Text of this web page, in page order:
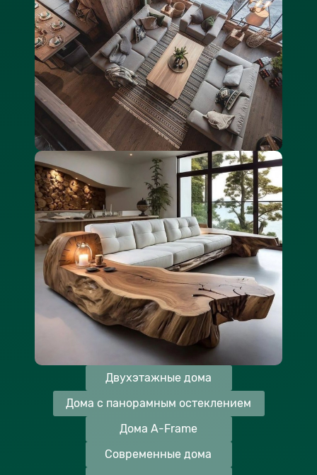
Двухэтажные дома
Дома с панорамным остеклением
Дома A-Frame
Современные дома